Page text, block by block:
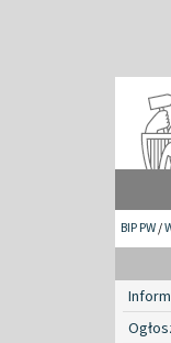
BIP PW/